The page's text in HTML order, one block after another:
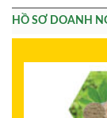
HỒ SƠ DOANH